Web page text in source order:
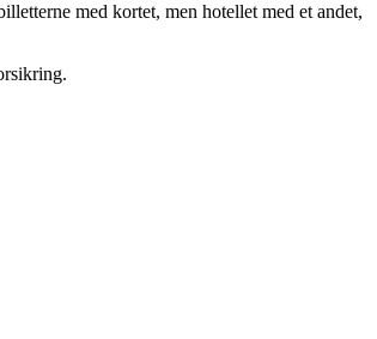
med kortet, men hotellet med et andet,